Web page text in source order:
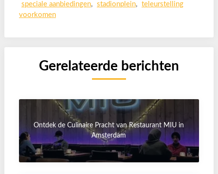
speciale aanbiedingen, stadionplein, teleurstelling
voorkomen
Gerelateerde berichten
Ontdek de Culinaire Pracht van Restaurant MIU in
Amsterdam